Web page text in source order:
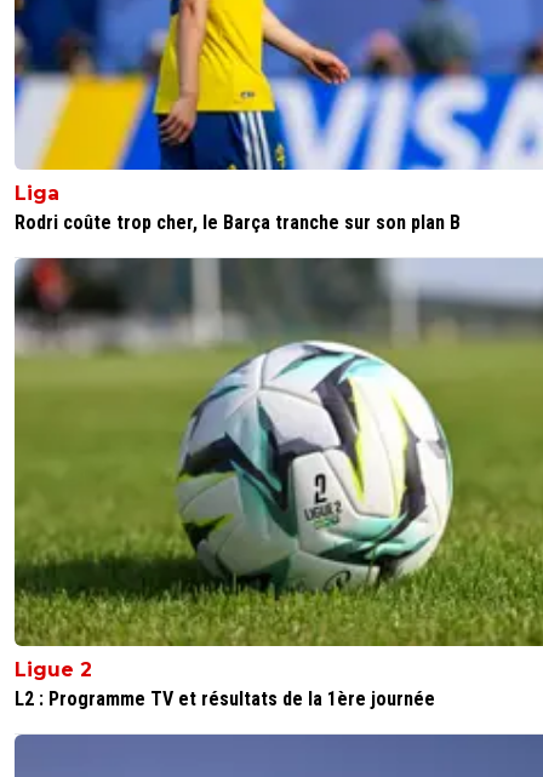
Liga
Rodri coûte trop cher, le Barça tranche sur son plan B
Ligue 2
L2 : Programme TV et résultats de la 1ère journée